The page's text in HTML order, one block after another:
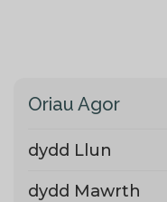
Oriau Agor
dydd Llun
dydd Mawrth